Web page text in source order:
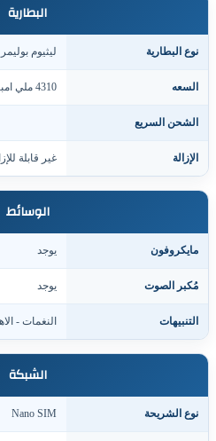
البطارية
البطارية ليثيوم بوليمر
4310 ملي امبير
السريع
غير قابلة للإزالة
الوسائط
الصوت
النغمات - الاهتزاز
الشبكة
الشريحة Nano SIM